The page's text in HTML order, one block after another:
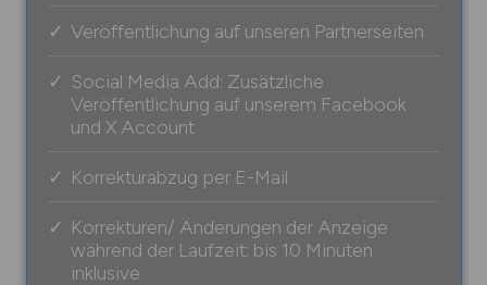
Veröffentlichung auf unseren Partnerseiten
Social Media Add: Zusätzliche
Veröffentlichung auf unserem Facebook
und X Account
Korrekturabzug per E-Mail
Korrekturen/ Änderungen der Anzeige
während der Laufzeit: bis 10 Minuten
inklusive